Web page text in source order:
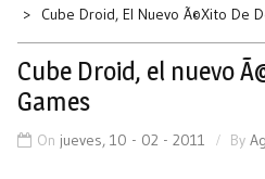
Cube Droid, El Nuevo Ã©xito De
Cube Droid, el nuevo
Games
On jueves, 10 - 02 - 2011 By